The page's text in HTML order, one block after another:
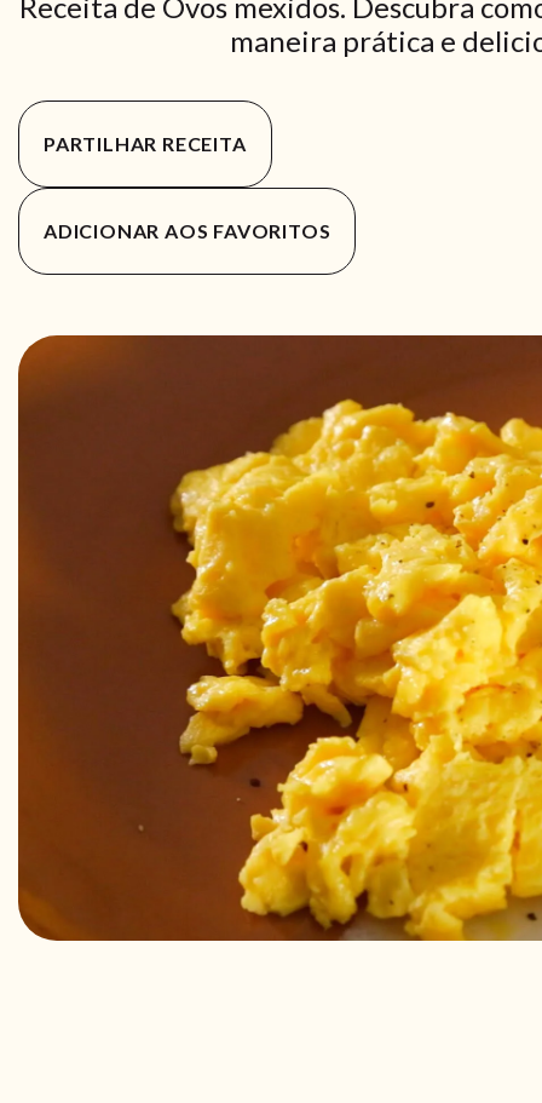
maneira prática e
PARTILHAR RECEITA
ADICIONAR AOS FAVORITOS